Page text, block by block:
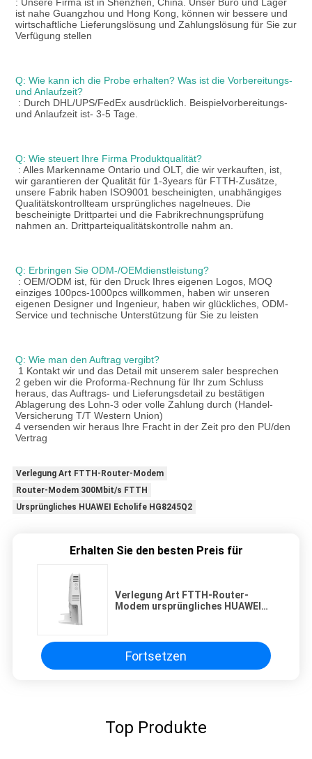
: Unsere Firma ist in Shenzhen, China. Unser Büro und Lager
ist nahe Guangzhou und Hong Kong, können wir bessere und
wirtschaftliche Lieferungslösung und Zahlungslösung für Sie zur
Verfügung stellen
Q: Wie kann ich die Probe erhalten? Was ist die Vorbereitungs-
und Anlaufzeit?
: Durch DHL/UPS/FedEx ausdrücklich. Beispielvorbereitungs-
und Anlaufzeit ist- 3-5 Tage.
Q: Wie steuert Ihre Firma Produktqualität?
: Alles Markenname Ontario und OLT, die wir verkauften, ist,
wir garantieren der Qualität für 1-3years für FTTH-Zusätze,
unsere Fabrik haben ISO9001 bescheinigten, unabhängiges
Qualitätskontrollteam ursprüngliches nagelneues. Die
bescheinigte Drittpartei und die Fabrikrechnungsprüfung
nahmen an. Drittparteiqualitätskontrolle nahm an.
Q: Erbringen Sie ODM-/OEMdienstleistung?
: OEM/ODM ist, für den Druck Ihres eigenen Logos, MOQ
einziges 100pcs-1000pcs willkommen, haben wir unseren
eigenen Designer und Ingenieur, haben wir glückliches, ODM-
Service und technische Unterstützung für Sie zu leisten
Q: Wie man den Auftrag vergibt?
1 Kontakt wir und das Detail mit unserem saler besprechen
2 geben wir die Proforma-Rechnung für Ihr zum Schluss
heraus, das Auftrags- und Lieferungsdetail zu bestätigen
Ablagerung des Lohn-3 oder volle Zahlung durch (Handel-
Versicherung T/T Western Union)
4 versenden wir heraus Ihre Fracht in der Zeit pro den PU/den
Vertrag
Verlegung Art FTTH-Router-Modem
Router-Modem 300Mbit/s FTTH
Ursprüngliches HUAWEI Echolife HG8245Q2
Erhalten Sie den besten Preis für
Verlegung Art FTTH-Router-
Modem ursprüngliches HUAWEI
Fortsetzen
Top Produkte